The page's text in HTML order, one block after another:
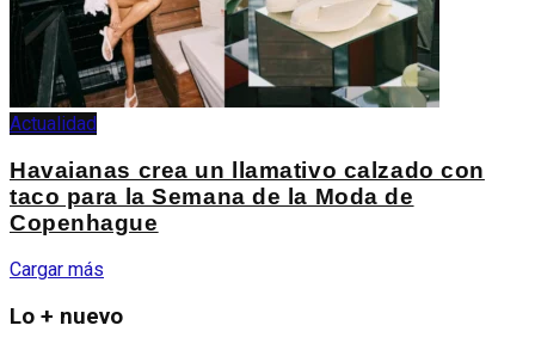
Actualidad
Havaianas crea un llamativo calzado con
taco para la Semana de la Moda de
Copenhague
Cargar más
Lo + nuevo